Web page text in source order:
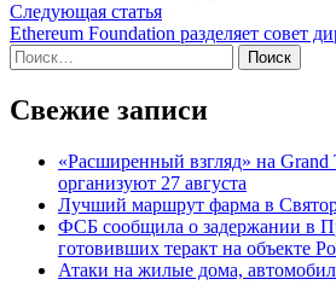
записям
Следующая статьяСледующая
статья:
Ethereum Foundation разделяет совет
Найти:
Свежие записи
«Расширенный взгляд» на
организуют 27 августа
Лучший маршрут фарма в
ФСБ сообщила о задержании в
готовивших теракт на объекте
Атаки на жилые дома,